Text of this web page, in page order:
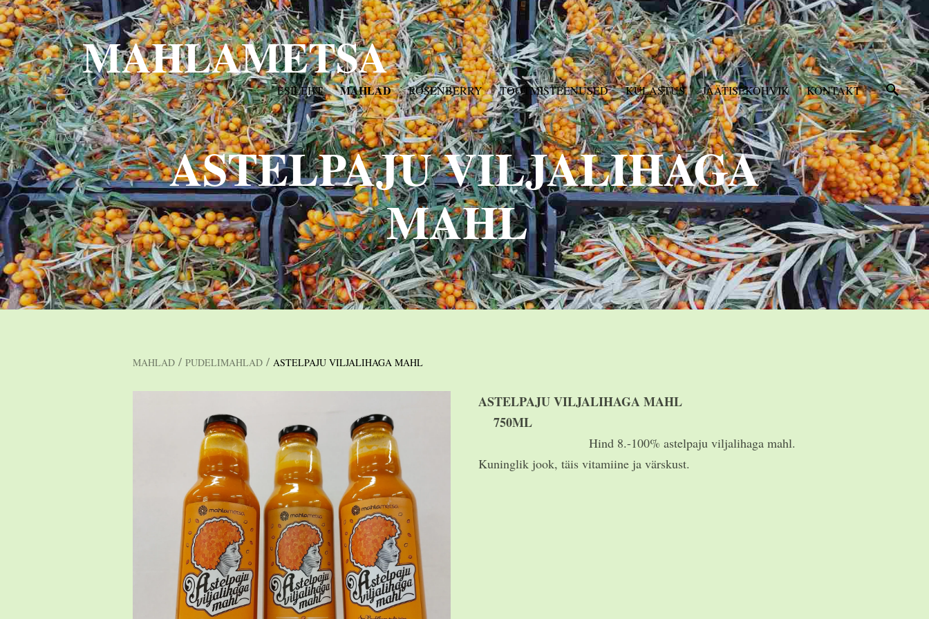
MAHLAMETSA
ESILEHT MAHLAD ROSENBERRY TOOTMISTEENUSED KÜLASTUS JÄÄTISEKOHVIK KONTAKT
ASTELPAJU VILJALIHAGA
MAHL
MAHLAD / PUDELIMAHLAD / ASTELPAJU VILJALIHAGA MAHL
ASTELPAJU VILJALIHAGA MAHL
750ML
Hind 8.-100% astelpaju viljalihaga mahl.
Kuninglik jook, täis vitamiine ja värskust.